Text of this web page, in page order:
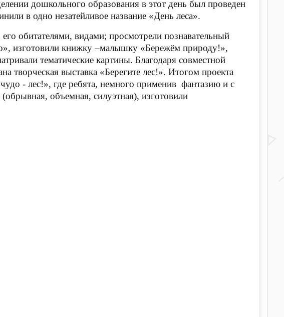
дошкольного образования в этот день был проведен
в одно незатейливое название «День леса».
его обитателями, видами; просмотрели познавательный
изготовили книжку –малышку «Бережём природу!»,
тематические картины. Благодаря совместной
творческая выставка «Берегите лес!». Итогом проекта
- лес!», где ребята, немного применив фантазию и с
объемная, силуэтная), изготовили